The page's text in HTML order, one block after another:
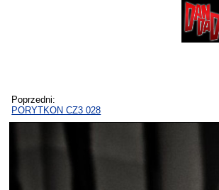
Poprzedni:
PORYTKON CZ3 028